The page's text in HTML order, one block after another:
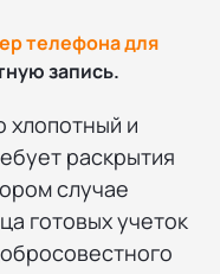
телефона для
запись.
хлопотный и
раскрытия
случае
готовых учеток